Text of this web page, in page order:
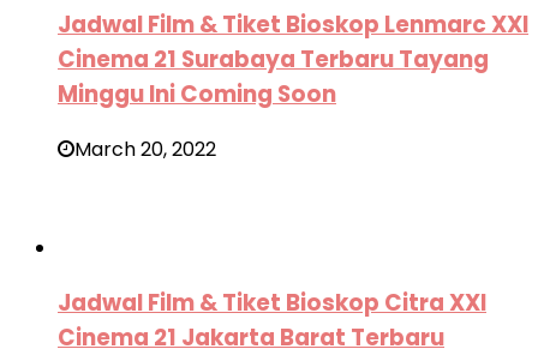
Jadwal Film & Tiket Bioskop Lenmarc XXI
Cinema 21 Surabaya Terbaru Tayang
Minggu Ini Coming Soon
March 20, 2022
Jadwal Film & Tiket Bioskop Citra XXI
Cinema 21 Jakarta Barat Terbaru